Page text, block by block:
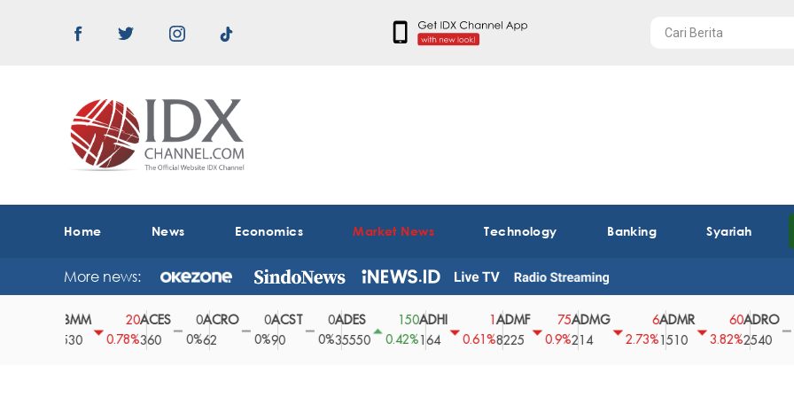
Home News Economics Market News Technology Banking Syariah
More news:
0.78%
ACES
360
0
0%
ACRO
62
0
ACST
90
0
ADES
35550
0.42%
ADHI
164
0.61%
ADMF
8225
75
0.9%
ADMG
214
2.73%
ADMR
1510
3.82%
ADRO
2540
0
0%